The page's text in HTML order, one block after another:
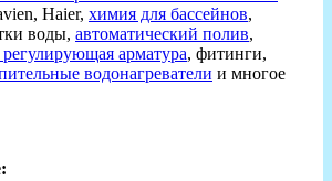
Haier, химия для бассейнов,
воды, автоматический полив,
регулирующая арматура, фитинги,
водонагреватели и многое